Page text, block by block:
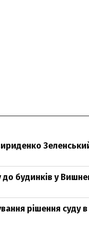
до будинків у
рішення суду в